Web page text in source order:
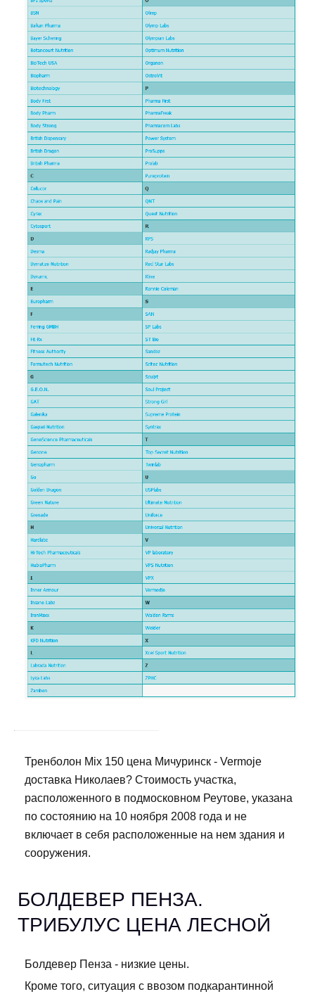
Тренболон Mix 150 цена Мичуринск - Vermoje
доставка Николаев? Стоимость участка,
расположенного в подмосковном Реутове, указана
по состоянию на 10 ноября 2008 года и не
включает в себя расположенные на нем здания и
сооружения.
БОЛДЕВЕР ПЕНЗА.
ТРИБУЛУС ЦЕНА ЛЕСНОЙ
Болдевер Пенза - низкие цены.
Кроме того, ситуация с ввозом подкарантинной